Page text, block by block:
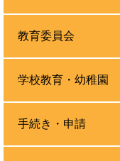
教育委員会
学校教育・幼稚園
手続き・申請